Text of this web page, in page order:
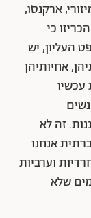
ארקנסו,
כי
העליון, יש
אחיותיהן
עכשיו
זה לא
אנחנו
וערביות
שלא